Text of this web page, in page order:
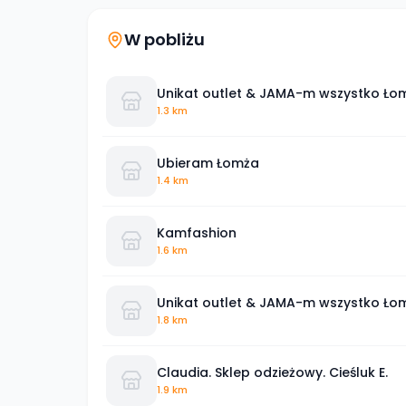
W pobliżu
Unikat outlet & JAMA-m wszystko
1.3 km
Ubieram Łomża
1.4 km
Kamfashion
1.6 km
Unikat outlet & JAMA-m wszystko
1.8 km
Claudia. Sklep odzieżowy. Cieśluk E.
1.9 km